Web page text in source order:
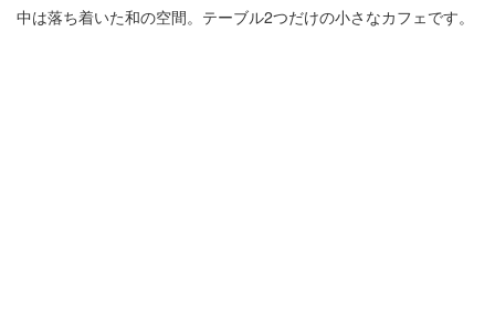
中は落ち着いた和の空間。テーブル2つだけの小さなカフェです。